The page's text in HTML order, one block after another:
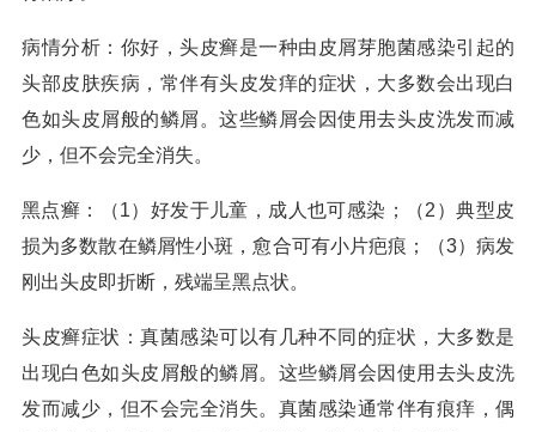
病情分析：你好，头皮癣是一种由皮屑芽胞菌感染引起的
头部皮肤疾病，常伴有头皮发痒的症状，大多数会出现白
色如头皮屑般的鳞屑。这些鳞屑会因使用去头皮洗发而减
少，但不会完全消失。
黑点癣：（1）好发于儿童，成人也可感染；（2）典型皮
损为多数散在鳞屑性小斑，愈合可有小片疤痕；（3）病发
刚出头皮即折断，残端呈黑点状。
头皮癣症状：真菌感染可以有几种不同的症状，大多数是
出现白色如头皮屑般的鳞屑。这些鳞屑会因使用去头皮洗
发而减少，但不会完全消失。真菌感染通常伴有痕痒，偶